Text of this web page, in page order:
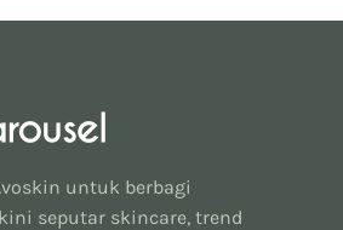
untuk berbagi
seputar skincare, trend